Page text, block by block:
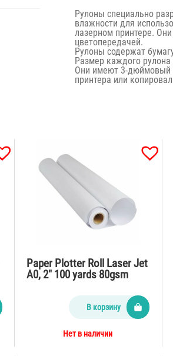
Рулоны специально
влажности для
лазерном принтере.
цветопередачей.
Рулоны содержат
Размер каждого
Они имеют 3-дюймовый
принтера или
Paper Plotter Roll Laser Jet
A0, 2″ 100 yards 80gsm
В корзину
Нет в наличии